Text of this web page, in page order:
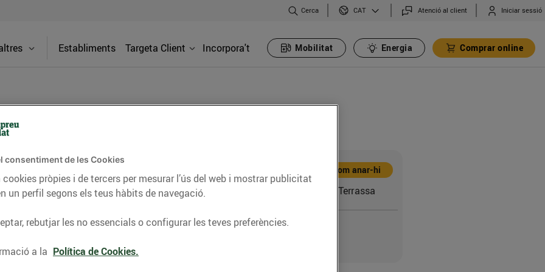
Cerca CAT Atenció al client Iniciar sessió
Establiments Targeta Client Incorpora't Mobilitat Energia Comprar online
nostres benzineres 24h. A Esclatoil
millors preus del mercat en
el descompte de 5 cèntims/litre
Adreça Com anar-hi
C. Josep Coll, 1-7 (08225) Terrassa
Telèfon
consentiment de les Cookies
pròpies i de tercers per mesurar l’ús del web i mostrar publicitat
un perfil segons els teus hàbits de navegació.
rebutjar les no essencials o configurar les teves preferències.
a la Política de Cookies.